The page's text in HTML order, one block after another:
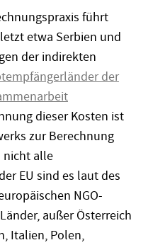
führt
etwa Serbien und
der indirekten
der
dieser Kosten ist
zur Berechnung
nicht alle
EU sind es laut des
NGO-
außer Österreich
Italien, Polen,